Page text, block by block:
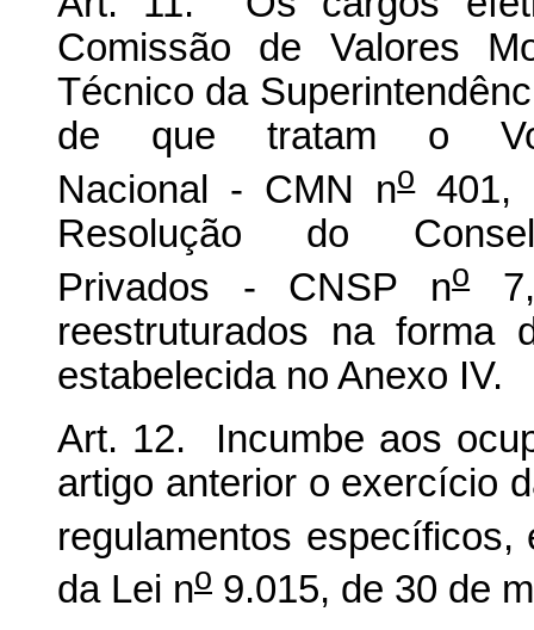
Comissão de Valores
Técnico da
de que tratam o
Nacional - CMN no401,
Resolução do
Privados - CNSP no7,
reestruturados na forma
estabelecida no Anexo IV.
Art. 12. Incumbe aos
artigo anterior o exercício
regulamentos
da Lei no 9.015, de 30 de